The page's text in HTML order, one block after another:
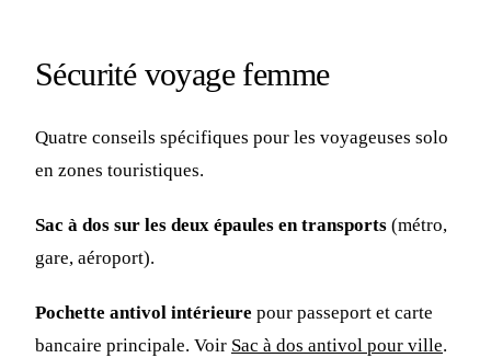
Sécurité voyage femme
Quatre conseils spécifiques pour les voyageuses solo
en zones touristiques.
Sac à dos sur les deux épaules en transports (métro,
gare, aéroport).
Pochette antivol intérieure pour passeport et carte
bancaire principale. Voir Sac à dos antivol pour ville.